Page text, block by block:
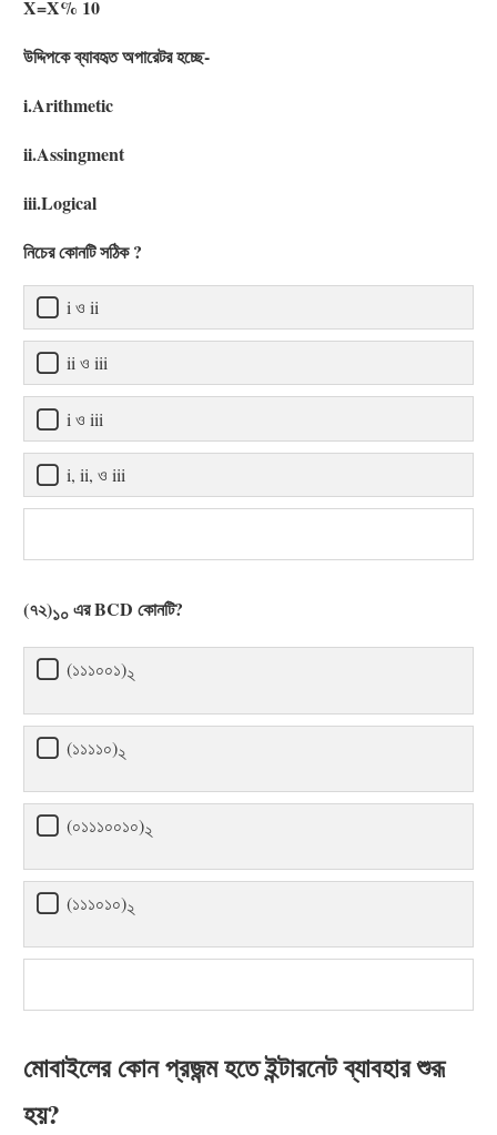
X=X% 10
উদ্দিপকে ব্যাবহৃত অপারেটর হচ্ছে-
i.Arithmetic
ii.Assingment
iii.Logical
নিচের কোনটি সঠিক ?
i ও ii
ii ও iii
i ও iii
i, ii, ও iii
(৭২)১০এর BCD কোনটি?
(১১১০০১)২
(১১১১০)২
(০১১১০০১০)২
(১১১০১০)২
মোবাইলের কোন প্রজন্ম হতে ইন্টারনেট ব্যাবহার শুরূ
হয়?